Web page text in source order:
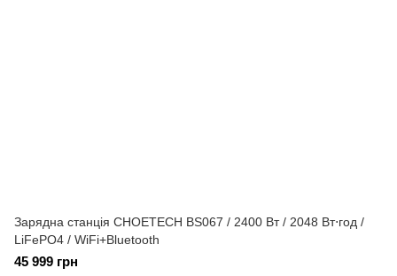
Зарядна станція CHOETECH BS067 / 2400 Вт / 2048 Вт⋅год /
LiFePO4 / WiFi+Bluetooth
45 999 грн